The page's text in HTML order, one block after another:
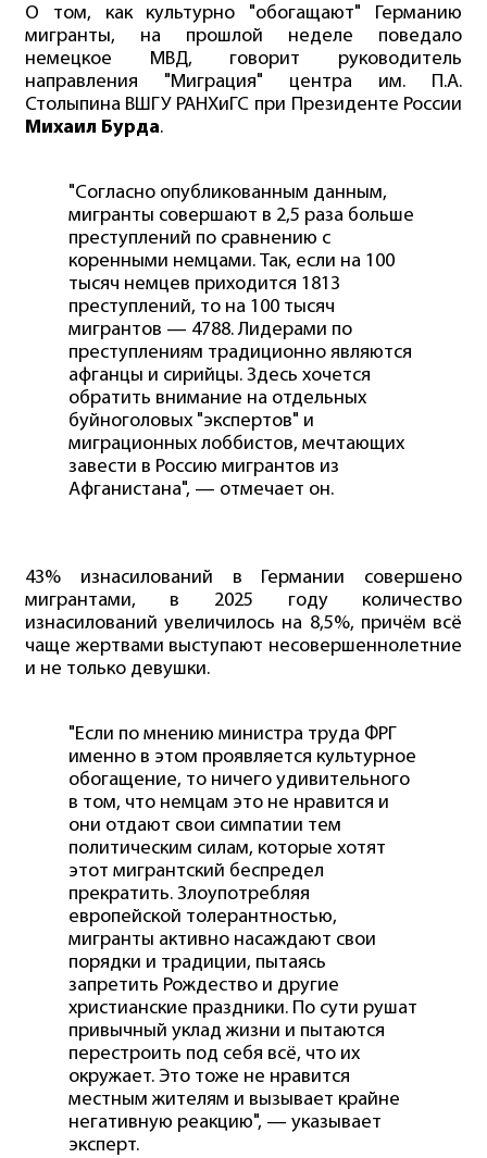
О том, как культурно "обогащают" Германию
мигранты, на прошлой неделе поведало
немецкое МВД, говорит руководитель
направления "Миграция" центра им. П.А.
Столыпина ВШГУ РАНХиГС при Президенте России
Михаил Бурда.
"Согласно опубликованным данным,
мигранты совершают в 2,5 раза больше
преступлений по сравнению с
коренными немцами. Так, если на 100
тысяч немцев приходится 1813
преступлений, то на 100 тысяч
мигрантов — 4788. Лидерами по
преступлениям традиционно являются
афганцы и сирийцы. Здесь хочется
обратить внимание на отдельных
буйноголовых "экспертов" и
миграционных лоббистов, мечтающих
завести в Россию мигрантов из
Афганистана", — отмечает он.
43% изнасилований в Германии совершено
мигрантами, в 2025 году количество
изнасилований увеличилось на 8,5%, причём всё
чаще жертвами выступают несовершеннолетние
и не только девушки.
"Если по мнению министра труда ФРГ
именно в этом проявляется культурное
обогащение, то ничего удивительного
в том, что немцам это не нравится и
они отдают свои симпатии тем
политическим силам, которые хотят
этот мигрантский беспредел
прекратить. Злоупотребляя
европейской толерантностью,
мигранты активно насаждают свои
порядки и традиции, пытаясь
запретить Рождество и другие
христианские праздники. По сути рушат
привычный уклад жизни и пытаются
перестроить под себя всё, что их
окружает. Это тоже не нравится
местным жителям и вызывает крайне
негативную реакцию", — указывает
эксперт.